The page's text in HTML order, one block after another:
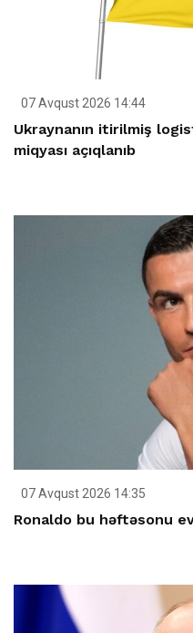
07 Avqust 2026 14:44
Ukraynanın itirilmiş
miqyası açıqlanıb
07 Avqust 2026 14:35
Ronaldo bu həftəsonu